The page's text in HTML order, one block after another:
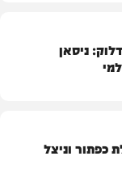
תדלוק: ניסאן
כפתור וניצל